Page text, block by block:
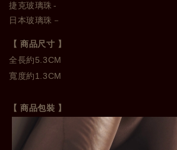
捷克玻璃珠-
日本玻璃珠－
【 商品尺寸 】
全長約5.3CM
寬度約1.3CM
【 商品包裝 】